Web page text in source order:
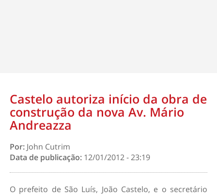
Castelo autoriza início da obra de
construção da nova Av. Mário
Andreazza
Por: John Cutrim
Data de publicação: 12/01/2012 - 23:19
O prefeito de São Luís, João Castelo, e o secretário